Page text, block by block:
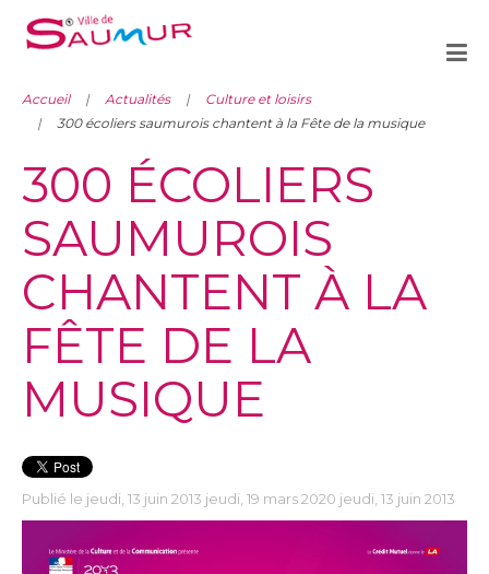
Accueil Actualités
Culture et loisirs
300 écoliers saumurois chantent à la Fête de la musique
300 ÉCOLIERS
SAUMUROIS
CHANTENT À LA
FÊTE DE LA
MUSIQUE
Publié le jeudi, 13 juin 2013 jeudi, 19 mars 2020 jeudi, 13 juin 2013